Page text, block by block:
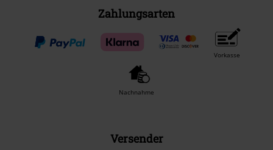
Zahlungsarten
Vorkasse
Nachnahme
Versender